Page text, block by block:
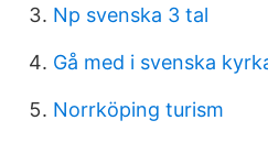
Np svenska 3 tal
Gå med i svenska
Norrköping turism